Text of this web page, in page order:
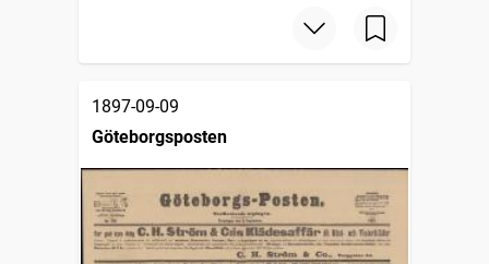
1897-09-09
Göteborgsposten